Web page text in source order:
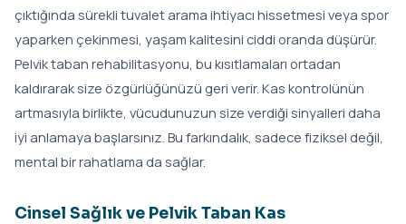
çıktığında sürekli tuvalet arama ihtiyacı hissetmesi veya spor
yaparken çekinmesi, yaşam kalitesini ciddi oranda düşürür.
Pelvik taban rehabilitasyonu, bu kısıtlamaları ortadan
kaldırarak size özgürlüğünüzü geri verir. Kas kontrolünün
artmasıyla birlikte, vücudunuzun size verdiği sinyalleri daha
iyi anlamaya başlarsınız. Bu farkındalık, sadece fiziksel değil,
mental bir rahatlama da sağlar.
Cinsel Sağlık ve Pelvik Taban Kas